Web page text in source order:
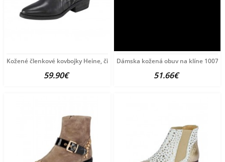
Kožené členkové kovbojky Heine, čierna
59.90€
Dámska kožená obuv na klíne 1007
51.66€